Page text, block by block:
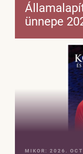
ünnepe
MIKOR: 2026.